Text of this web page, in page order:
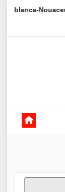
SkipNouaceur